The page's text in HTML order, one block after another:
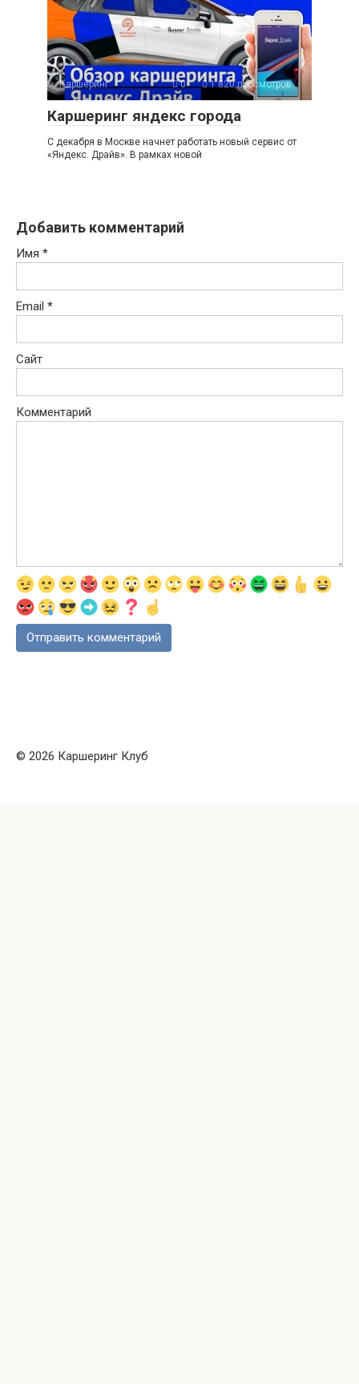
Каршеринг 0 1 820 просмотров
Каршеринг яндекс города
С декабря в Москве начнет работать новый сервис от
«Яндекс. Драйв». В рамках новой
Добавить комментарий
Имя *
Email *
Сайт
Комментарий
© 2026 Каршеринг Клуб